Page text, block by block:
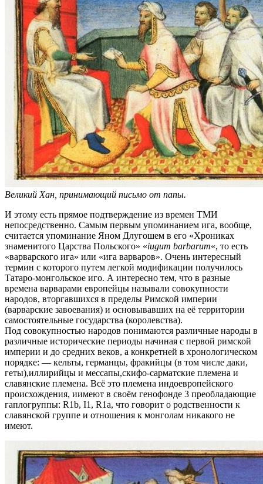
Великий Хан, принимающий письмо от папы.
И этому есть прямое подтверждение из времен ТМИ
непосредственно. Самым первым упоминанием ига, вообще,
считается упоминание Яном Длугошем в его «Хрониках
знаменитого Царства Польского» «iugum barbarum«, то есть
«варварского ига» или «ига варваров». Очень интересный
термин с которого путем легкой модификации получилось
Татаро-монгольское иго. А интересно тем, что в разные
времена варварами европейцы называли совокупности
народов, вторгавшихся в пределы Римской империи
(варварские завоевания) и основывавших на её территории
самостоятельные государства (королевства).
Под совокупностью народов понимаются различные народы в
различные исторические периоды начиная с первой римской
империи и до средних веков, а конкретней в хронологическом
порядке: — кельты, германцы, фракийцы (в том числе даки,
геты),иллирийцы и мессапы,скифо-сарматские племена и
славянские племена. Всё это племена индоевропейского
происхождения, иимеют в своём генофонде 3 преобладающие
гаплогруппы: R1b, I1, R1a, что говорит о родственности к
славянской группе и отношения к монголам никакого не
имеют.